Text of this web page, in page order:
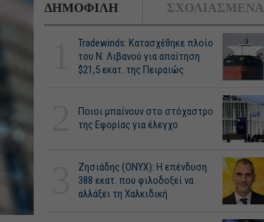
ΔΗΜΟΦΙΛΗ ΣΧΟΛΙΑΣΜΕΝΑ
Tradewinds: Κατασχέθηκε πλοίο
του Ν. Λιβανού για απαίτηση
$21,5 εκατ. της Πειραιώς
Ποιοι μπαίνουν στο στόχαστρο
της Εφορίας για έλεγχο
Ζησιάδης (ONYX): Η επένδυση
388 εκατ. που φιλοδοξεί να
αλλάξει τη Χαλκιδική